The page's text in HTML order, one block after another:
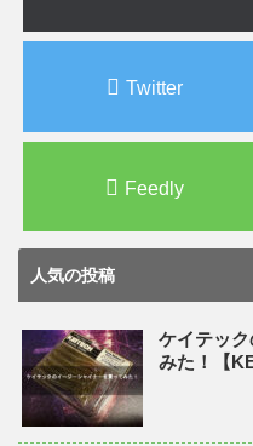
Twitter
Feedly
人気の投稿
ケイテッ
みた！【